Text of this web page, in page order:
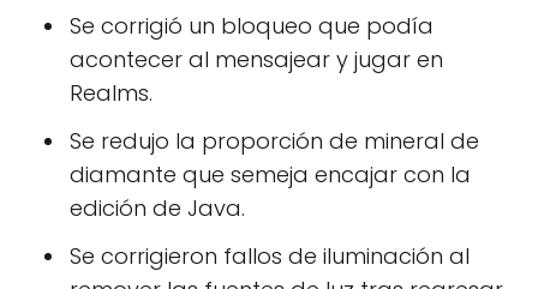
Se corrigió un bloqueo que podía
acontecer al mensajear y jugar en
Realms.
Se redujo la proporción de mineral de
diamante que semeja encajar con la
edición de Java.
Se corrigieron fallos de iluminación al